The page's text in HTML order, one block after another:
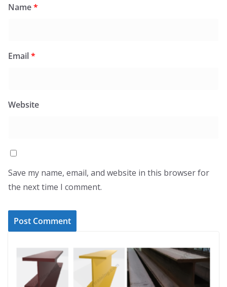
Name*
Email*
Website
Save my name, email, and website in this browser for
the next time I comment.